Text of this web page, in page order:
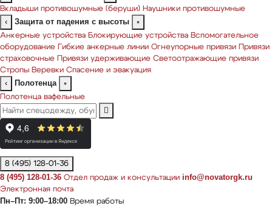
Вкладыши противошумные (беруши) Наушники противошумные
‹
Защита от падения с высоты
×
Анкерные устройства Блокирующие устройства Вспомогательное
оборудование Гибкие анкерные линии Огнеупорные привязи Привязи
страховочные Привязи удерживающие Светоотражающие привязи
Стропы Веревки Спасение и эвакуация
‹
Полотенца
×
Полотенца вафельные
8 (495) 128-01-36
8 (495) 128-01-36 Отдел продаж и консультации info@novatorgk.ru
Электронная почта
Пн–Пт: 9:00–18:00 Время работы